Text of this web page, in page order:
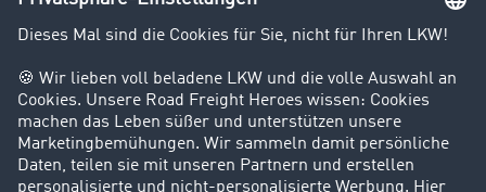
Entsorger
Privatperson